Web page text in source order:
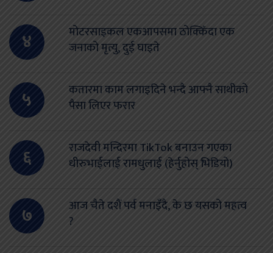
४
मोटरसाइकल एकआपसमा ठोक्किँदा एक
जनाको मृत्यु, दुई घाइते
५
कतारमा काम लगाइदिने भन्दै आफ्नै साथीको
पैसा लिएर फरार
६
राजदेवी मन्दिरमा TikTok बनाउन गएका
धीरुभाईलाई रामधुलाई (हेर्नुहोस् भिडियो)
७
आज चैते दशैं पर्व मनाइँदै, के छ यसको महत्व
?